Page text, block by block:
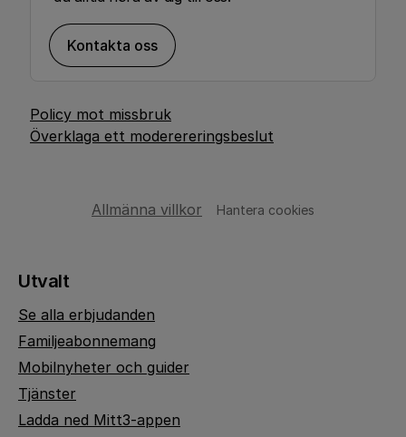
Kontakta oss
Policy mot missbruk
Överklaga ett moderereringsbeslut
Allmänna villkor Hantera cookies
Utvalt
Se alla erbjudanden
Familjeabonnemang
Mobilnyheter och guider
Tjänster
Ladda ned Mitt3-appen